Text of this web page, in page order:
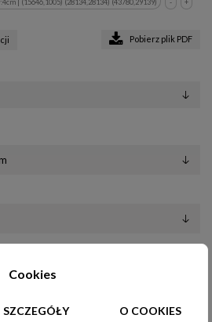
+
-
| (15646,1005) (28134,28134) (43780,29139)
Pobierz plik PDF
Cookies
SZCZEGÓŁY O COOKIES